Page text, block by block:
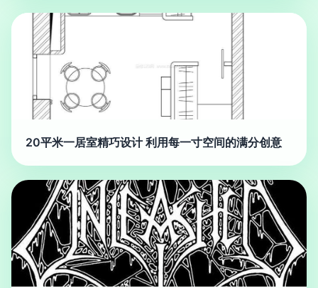
20平米一居室精巧设计 利用每一寸空间的满分创意